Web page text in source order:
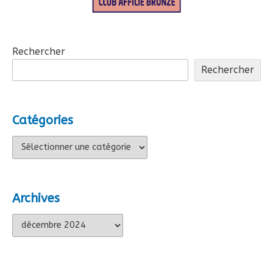
Rechercher
Rechercher
Catégories
Catégories
Archives
Archives